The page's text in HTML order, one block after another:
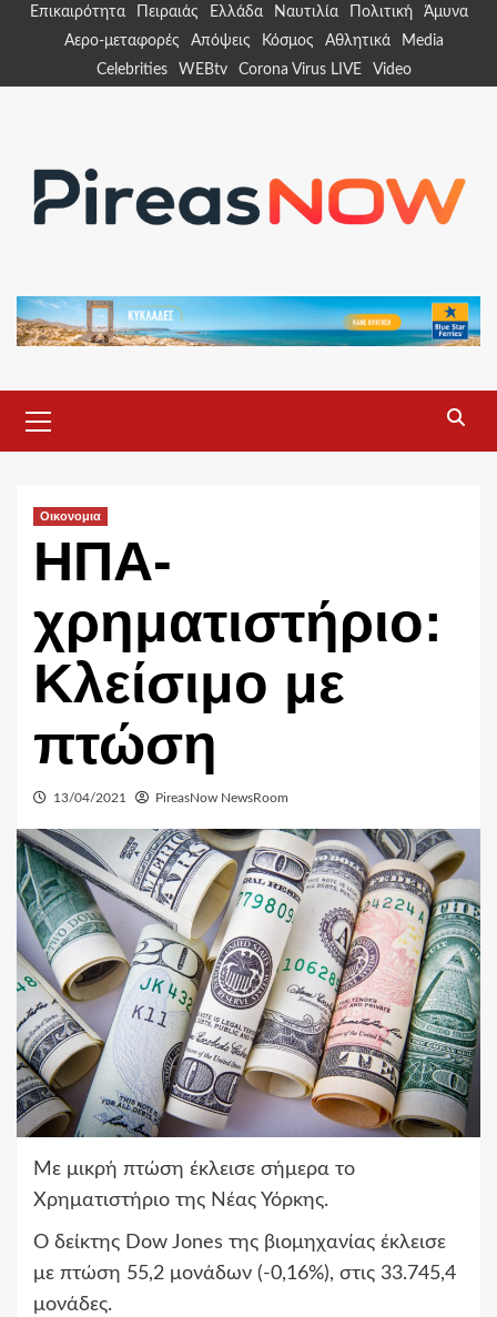
Επικαιρότητα Πειραιάς Ελλάδα Ναυτιλία Πολιτική
Άμυνα
Αερο-μεταφορές
Απόψεις Κόσμος Αθλητικά
Media
Celebrities
WEBtv Corona Virus LIVE Video
Menu
Οικονομια
ΗΠΑ-
χρηματιστήριο:
Κλείσιμο με
πτώση
13/04/2021 PireasNow NewsRoom
Με μικρή πτώση έκλεισε σήμερα το
Χρηματιστήριο της Νέας Υόρκης.
Ο δείκτης Dow Jones της βιομηχανίας έκλεισε
με πτώση 55,2 μονάδων (-0,16%), στις 33.745,4
μονάδες.